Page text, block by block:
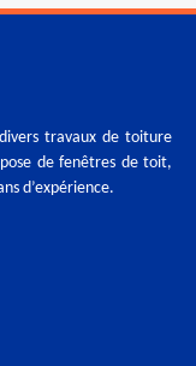
travaux de toiture
de fenêtres de toit,
d’expérience.